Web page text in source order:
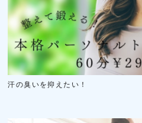
汗の臭いを抑えたい！